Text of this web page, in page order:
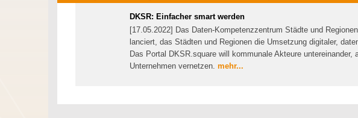
DKSR: Einfacher smart werden
[17.05.2022] Das Daten-Kompetenzzentrum Städte und
lanciert, das Städten und Regionen die Umsetzung digitaler,
Das Portal DKSR.square will kommunale Akteure untereinander,
Unternehmen vernetzen. mehr...